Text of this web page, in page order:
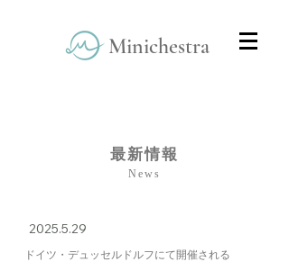
Minichestra
最新情報
News
2025.5.29
ドイツ・デュッセルドルフにて開催される